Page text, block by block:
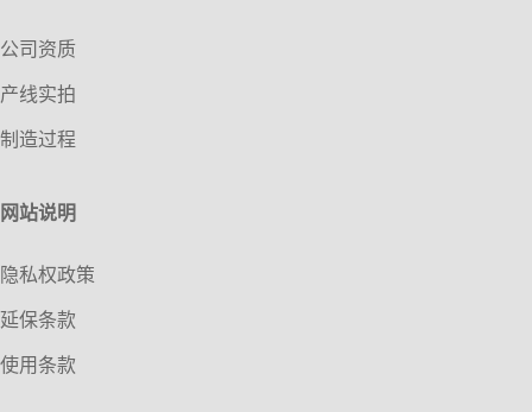
公司资质
产线实拍
制造过程
网站说明
隐私权政策
延保条款
使用条款